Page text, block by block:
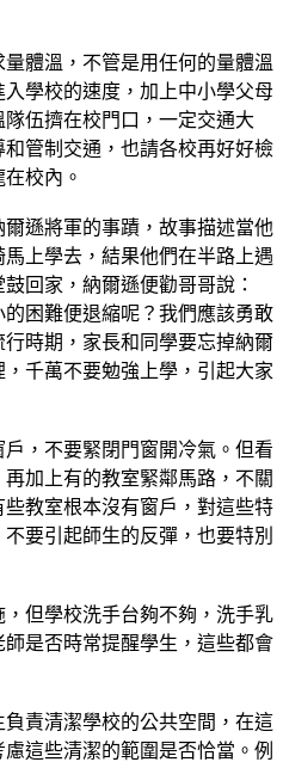
體溫，不管是用任何的量體溫
學校的速度，加上中小學父母
伍擠在校門口，一定交通大
管制交通，也請各校再好好檢
校內。
遜將軍的事蹟，故事描述當他
上學去，結果他們在半路上遇
回家，納爾遜便勸哥哥說：
的困難便退縮呢？我們應該勇敢
時期，家長和同學要忘掉納爾
千萬不要勉強上學，引起大家
，不要緊閉門窗開冷氣。但看
加上有的教室緊鄰馬路，不關
教室根本沒有窗戶，對這些特
要引起師生的反彈，也要特別
但學校洗手台夠不夠，洗手乳
是否時常提醒學生，這些都會
責清潔學校的公共空間，在這
這些清潔的範圍是否恰當。例